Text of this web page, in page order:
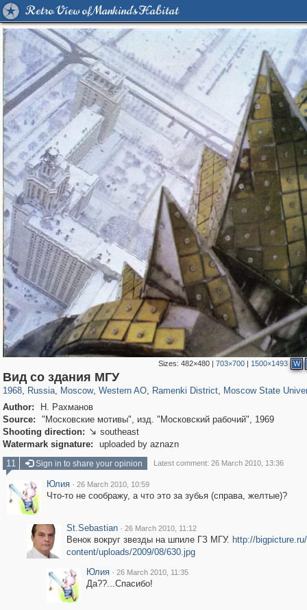
Retro View of Mankind's Habitat
Sizes: 482×480 | 703×700 | 1500×1493 W
Вид со здания МГУ
1968, Russia
1,406,275 29,243
, Moscow
319,780 8,286
, Western AO
27,129 310
, Ramenki District, Moscow State
Author:
Н. Рахманов
Source:
"Московские мотивы", изд. "Московский рабочий", 1969
Shooting direction:  southeast
Watermark signature:
uploaded by aznazn
11
Sign in to share your opinion Latest comment: 26 March 2010, 13:36
Юлия · 26 March 2010, 10:59
Что-то не соображу, а что это за зубья (справа, желтые)?
St.Sebastian · 26 March 2010, 11:12
Венок вокруг звезды на шпиле ГЗ МГУ. http://
content/uploads/2009/08/630.jpg
Юлия · 26 March 2010, 11:35
Да??...Спасибо!